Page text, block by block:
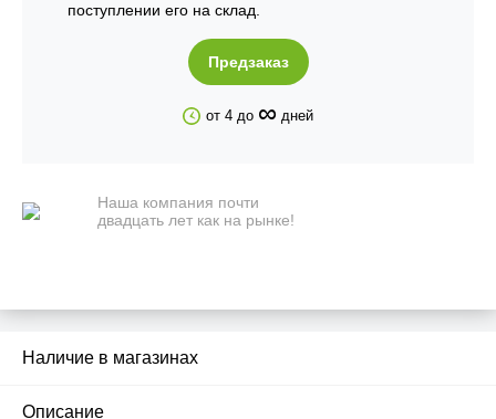
поступлении его на склад.
Предзаказ
от 4 до ∞ дней
Наша компания почти
двадцать лет как на рынке!
Наличие в магазинах
Описание